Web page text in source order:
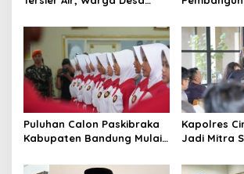
Alternatif di Padalarang
Daerah
Puluhan Calon Paskibraka
Kabupaten Bandung Mulai
Kapolres
Jadi Mitra
Publik